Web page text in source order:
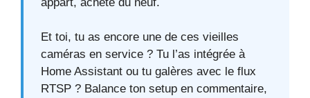
Et toi, tu as encore une de ces vieilles
caméras en service ? Tu l’as intégrée à
Home Assistant ou tu galères avec le flux
RTSP ? Balance ton setup en commentaire,